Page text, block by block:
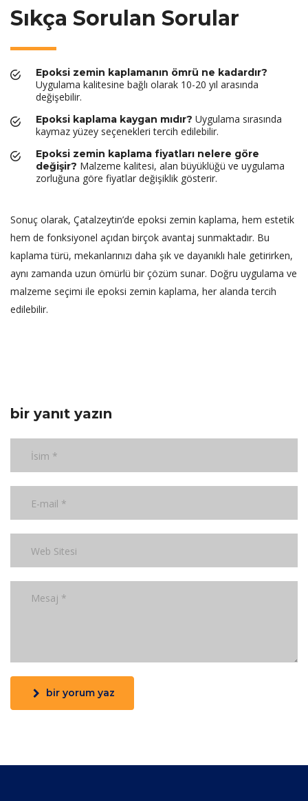
Sıkça Sorulan Sorular
Epoksi zemin kaplamanın ömrü ne kadardır?
Uygulama kalitesine bağlı olarak 10-20 yıl arasında
değişebilir.
Epoksi kaplama kaygan mıdır? Uygulama sırasında
kaymaz yüzey seçenekleri tercih edilebilir.
Epoksi zemin kaplama fiyatları nelere göre
değişir? Malzeme kalitesi, alan büyüklüğü ve uygulama
zorluğuna göre fiyatlar değişiklik gösterir.
Sonuç olarak, Çatalzeytin’de epoksi zemin kaplama, hem estetik
hem de fonksiyonel açıdan birçok avantaj sunmaktadır. Bu
kaplama türü, mekanlarınızı daha şık ve dayanıklı hale getirirken,
aynı zamanda uzun ömürlü bir çözüm sunar. Doğru uygulama ve
malzeme seçimi ile epoksi zemin kaplama, her alanda tercih
edilebilir.
bir yanıt yazın
bir yorum yaz